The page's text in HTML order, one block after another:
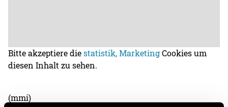
Bitte akzeptiere diestatistik, MarketingCookies um
diesen Inhalt zu sehen.
(mmi)